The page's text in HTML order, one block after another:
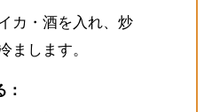
カ・酒を入れ、炒
まします。